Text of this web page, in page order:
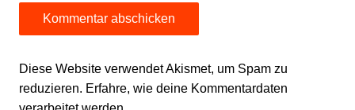
Diese Website verwendet Akismet, um Spam zu
reduzieren. Erfahre, wie deine Kommentardaten